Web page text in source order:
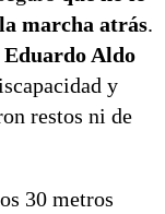
marcha atrás.
Eduardo Aldo
y
restos ni de
30 metros